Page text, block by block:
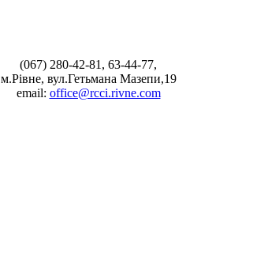
(067) 280-42-81, 63-44-77,
м.Рівне, вул.Гетьмана Мазепи,19
email: office@rcci.rivne.com